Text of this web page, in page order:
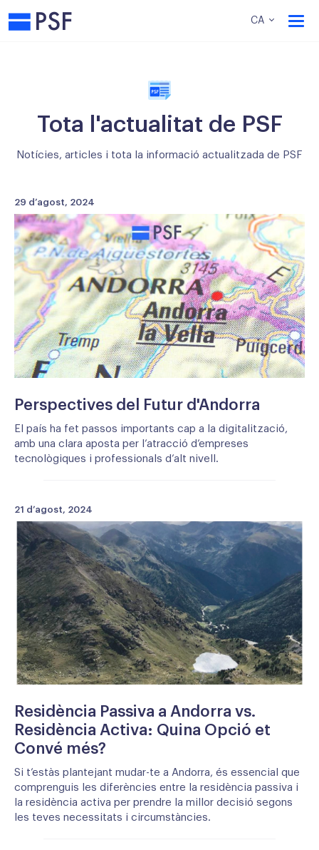
PSF CA
Tota l'actualitat de PSF
Notícies, articles i tota la informació actualitzada de PSF
Perspectives del Futur d'Andorra
El país ha fet passos importants cap a la digitalització,
amb una clara aposta per l’atracció d’empreses
tecnològiques i professionals d’alt nivell.
29 d’agost, 2024
Residència Passiva a Andorra vs.
Residència Activa: Quina Opció et
Convé més?
Si t’estàs plantejant mudar-te a Andorra, és essencial que
comprenguis les diferències entre la residència passiva i
la residència activa per prendre la millor decisió segons
les teves necessitats i circumstàncies.
21 d’agost, 2024